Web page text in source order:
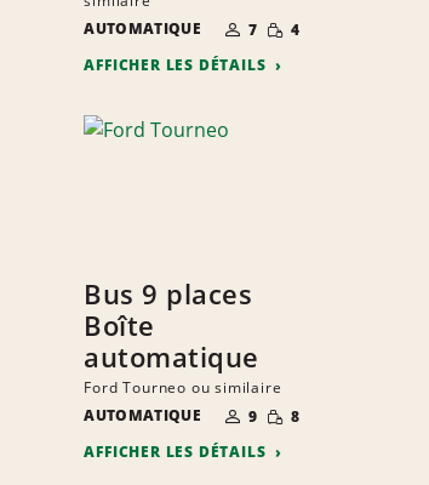
AUTOMATIQUE
NOMBRE DE
PERSONNES
7 PETITE
QUANTITÉ
4
AFFICHER LES DÉTAILS
Bus 9 places
Boîte
automatique
Ford Tourneo ou similaire
AUTOMATIQUE
NOMBRE DE
PERSONNES
9 PETITE
QUANTITÉ
8
AFFICHER LES DÉTAILS